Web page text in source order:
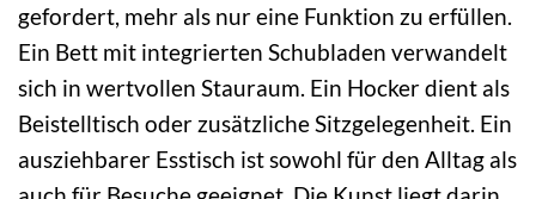
gefordert, mehr als nur eine Funktion zu erfüllen.
Ein Bett mit integrierten Schubladen verwandelt
sich in wertvollen Stauraum. Ein Hocker dient als
Beistelltisch oder zusätzliche Sitzgelegenheit. Ein
ausziehbarer Esstisch ist sowohl für den Alltag als